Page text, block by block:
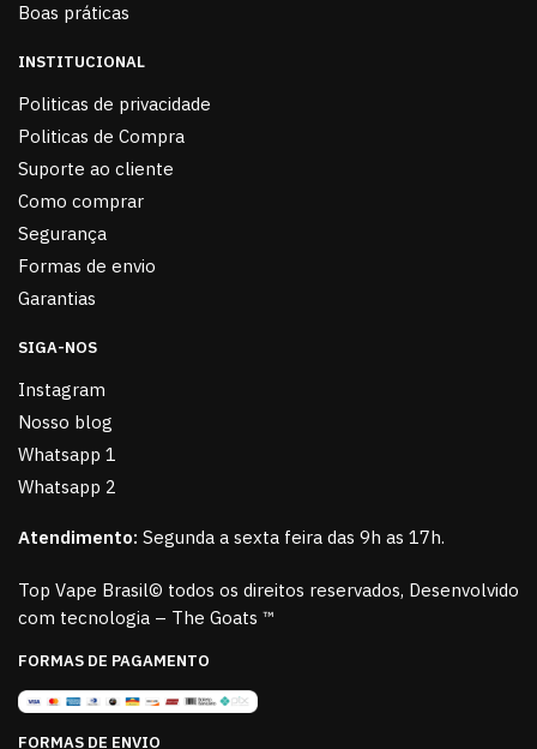
Boas práticas
INSTITUCIONAL
Politicas de privacidade
Politicas de Compra
Suporte ao cliente
Como comprar
Segurança
Formas de envio
Garantias
SIGA-NOS
Instagram
Nosso blog
Whatsapp 1
Whatsapp 2
Atendimento: Segunda a sexta feira das 9h as 17h.
Top Vape Brasil© todos os direitos reservados, Desenvolvido
com tecnologia – The Goats ™
FORMAS DE PAGAMENTO
FORMAS DE ENVIO